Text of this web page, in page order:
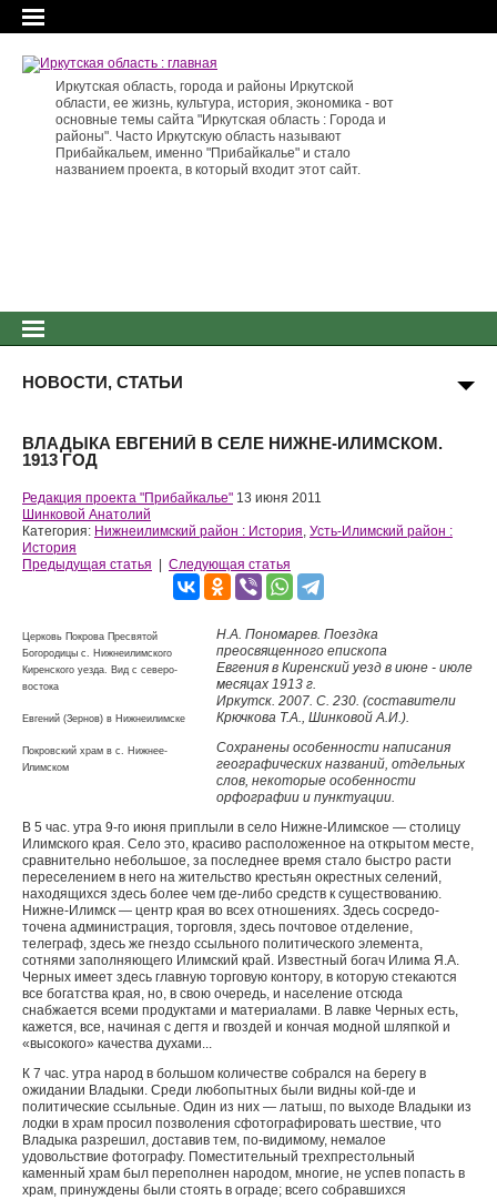
Иркутская область, города и районы Иркутской
области, ее жизнь, культура, история, экономика - вот
основные темы сайта "Иркутская область : Города и
районы". Часто Иркутскую область называют
Прибайкальем, именно "Прибайкалье" и стало
названием проекта, в который входит этот сайт.
НОВОСТИ, СТАТЬИ
ВЛАДЫКА ЕВГЕНИЙ В СЕЛЕ НИЖНЕ-ИЛИМСКОМ.
1913 ГОД
Редакция проекта "Прибайкалье" 13 июня 2011
Шинковой Анатолий
Категория: Нижнеилимский район : История, Усть-Илимский район :
История
Предыдущая статья
Следующая статья
Церковь Покрова Пресвятой
Богородицы с. Нижнеилимского
Киренского уезда. Вид с северо-
востока
Евгений (Зернов) в Нижнеилимске
Покровский храм в с. Нижнее-
Илимском
Н.А. Пономарев. Поездка
преосвященного епископа
Евгения в Киренский уезд в июне - июле
месяцах 1913 г.
Иркутск. 2007. С. 230. (составители
Крючкова Т.А., Шинковой А.И.).
Сохранены особенности написания
географических названий, отдельных
слов, некоторые особенности
орфографии и пунктуации.
В 5 час. утра 9-го июня приплыли в село Нижне-Илим­ское — столицу
Илимского края. Село это, красиво распо­ложенное на открытом месте,
сравнительно небольшое, за последнее время стало быстро расти
переселением в него на жительство крестьян окрестных селений,
находящихся здесь более чем где-либо средств к существованию.
Нижне-Илимск — центр края во всех отношениях. Здесь сосредо­
точена администрация, торговля, здесь почтовое отделение,
телеграф, здесь же гнездо ссыльного политического элемен­та,
сотнями заполняющего Илимский край. Известный бо­гач Илима Я.А.
Черных имеет здесь главную торговую кон­тору, в которую стекаются
все богатства края, но, в свою очередь, и население отсюда
снабжается всеми продуктами и материалами. В лавке Черных есть,
кажется, все, начиная с дегтя и гвоздей и кончая модной шляпкой и
«высокого» качества духами...
К 7 час. утра народ в большом количестве собрался на берегу в
ожидании Владыки. Среди любопытных были вид­ны кой-где и
политические ссыльные. Один из них — ла­тыш, по выходе Владыки из
лодки в храм просил позво­ления сфотографировать шествие, что
Владыка разрешил, доставив тем, по-видимому, немалое
удовольствие фотогра­фу. Поместительный трехпрестольный
каменный храм был переполнен народом, многие, не успев попасть в
храм, принуждены были стоять в ограде; всего собравшихся